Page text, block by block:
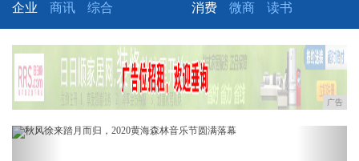
企业 商讯 综合 消费 微商 读书
广告
Previous